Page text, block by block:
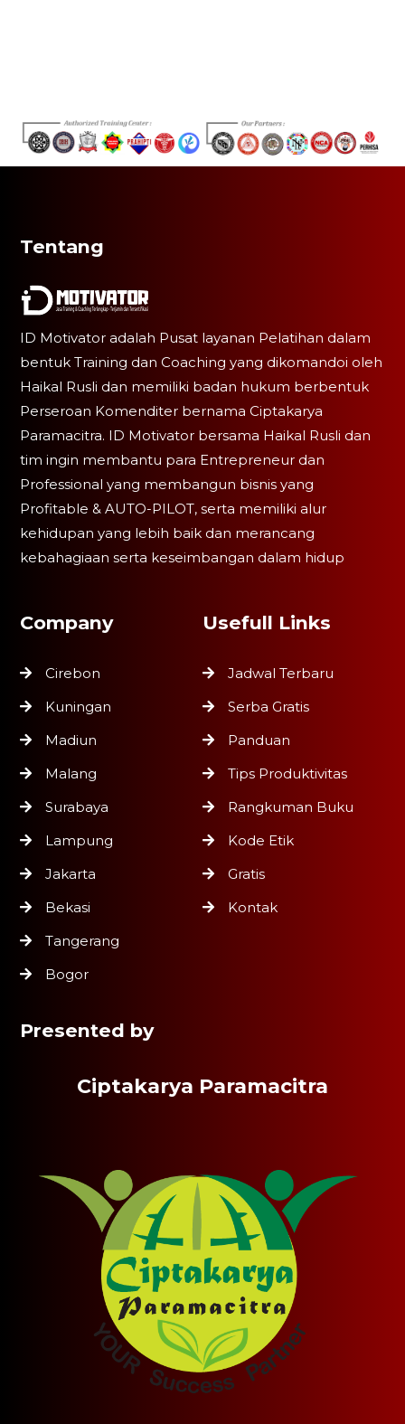
Tentang
ID Motivator adalah Pusat layanan Pelatihan dalam
bentuk Training dan Coaching yang dikomandoi oleh
Haikal Rusli dan memiliki badan hukum berbentuk
Perseroan Komenditer bernama Ciptakarya
Paramacitra. ID Motivator bersama Haikal Rusli dan
tim ingin membantu para Entrepreneur dan
Professional yang membangun bisnis yang
Profitable & AUTO-PILOT, serta memiliki alur
kehidupan yang lebih baik dan merancang
kebahagiaan serta keseimbangan dalam hidup
Company
Cirebon
Kuningan
Madiun
Malang
Surabaya
Lampung
Jakarta
Bekasi
Tangerang
Bogor
Usefull Links
Jadwal Terbaru
Serba Gratis
Panduan
Tips Produktivitas
Rangkuman Buku
Kode Etik
Gratis
Kontak
Presented by
Ciptakarya Paramacitra